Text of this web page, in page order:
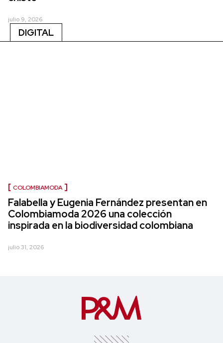
julio 9, 2026
DIGITAL
COLOMBIAMODA
Falabella y Eugenia Fernández presentan en
Colombiamoda 2026 una colección
inspirada en la biodiversidad colombiana
julio 31, 2026